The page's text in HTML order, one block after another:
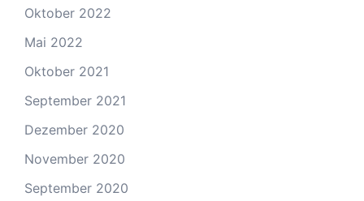
Oktober 2022
Mai 2022
Oktober 2021
September 2021
Dezember 2020
November 2020
September 2020